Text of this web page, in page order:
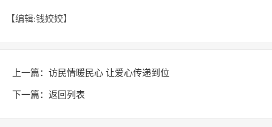
【编辑:钱姣姣】
上一篇： 访民情暖民心 让爱心传递到位
下一篇： 返回列表